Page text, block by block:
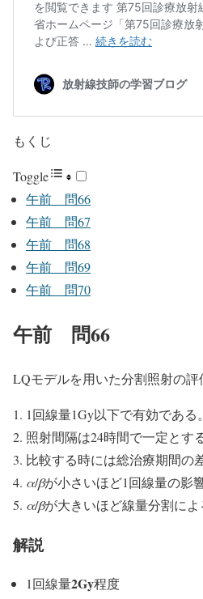
もくじ
Toggle
午前 問66
午前 問67
午前 問68
午前 問69
午前 問70
午前 問66
LQモデルを用いた分割照射の評
1回線量1Gy以下で有効である。
照射間隔は24時間で一定とする
比較する時には総治療期間の
α/βが小さいほど1回線量の影
α/βが大きいほど線量分割によ
解説
1回線量2Gy程度